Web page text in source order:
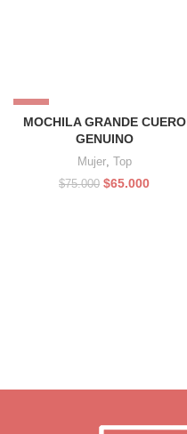
MOCHILA GRANDE CUERO
GENUINO
Mujer, Top
$75.000 El
$65.000El